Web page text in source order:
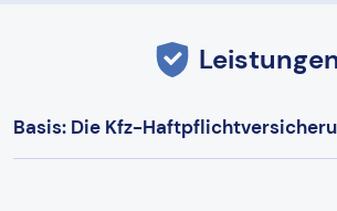
Basis: Die Kfz-